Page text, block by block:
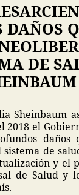
DAÑOS
DE
Sheinbaum
2018 el
daños
de
y el
de Salud y